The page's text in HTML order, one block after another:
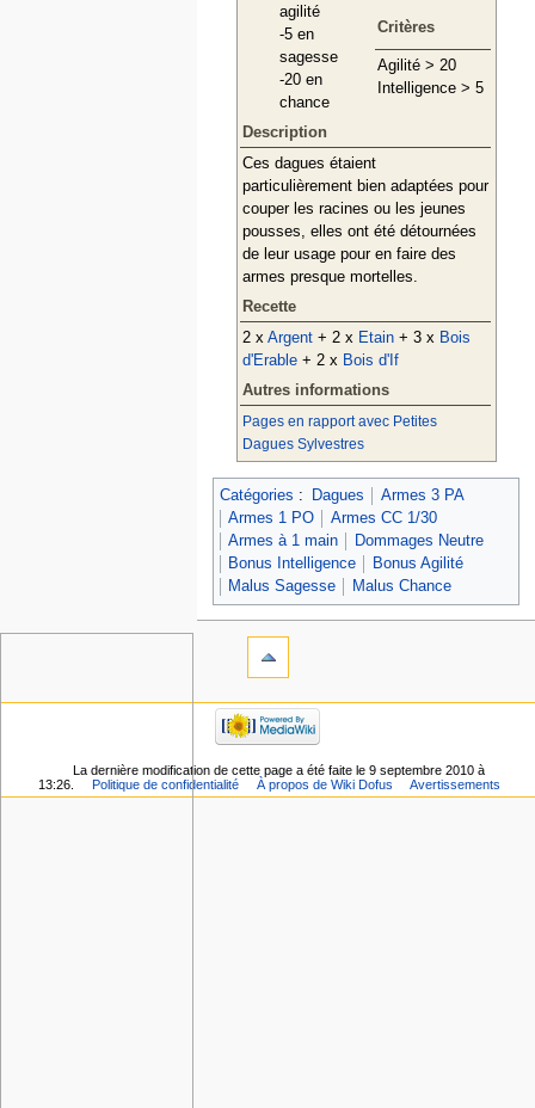
agilité
-5 en
sagesse
-20 en
chance
Critères
Agilité > 20
Intelligence > 5
Description
Ces dagues étaient
particulièrement bien adaptées pour
couper les racines ou les jeunes
pousses, elles ont été détournées
de leur usage pour en faire des
armes presque mortelles.
Recette
2 x Argent+ 2 x Etain+ 3 x Bois
d'Erable+ 2 x Bois d'If
Autres informations
Pages en rapport avec Petites
Dagues Sylvestres
Catégories : Dagues
Armes 3 PA
Armes 1 PO
Armes CC 1/30
Armes à 1 main
Dommages Neutre
Bonus Intelligence
Bonus Agilité
Malus Sagesse
Malus Chance
La dernière modification de cette page a été faite le 9 septembre 2010 à
13:26.
Politique de confidentialité À propos de Wiki Dofus Avertissements